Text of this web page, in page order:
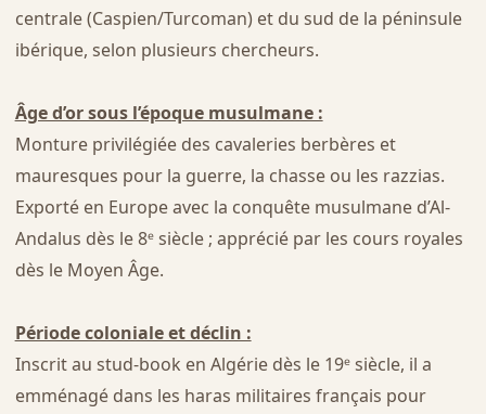
centrale (Caspien/Turcoman) et du sud de la péninsule
ibérique, selon plusieurs chercheurs.
Âge d’or sous l’époque musulmane :
Monture privilégiée des cavaleries berbères et
mauresques pour la guerre, la chasse ou les razzias.
Exporté en Europe avec la conquête musulmane d’Al-
Andalus dès le 8ᵉ siècle ; apprécié par les cours royales
dès le Moyen Âge.
Période coloniale et déclin :
Inscrit au stud-book en Algérie dès le 19ᵉ siècle, il a
emménagé dans les haras militaires français pour